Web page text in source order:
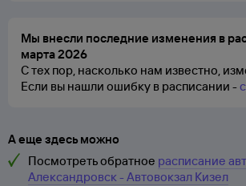
Мы внесли последние изменения в
марта 2026
С тех пор, насколько нам известно,
Если вы нашли ошибку в расписании -
А еще здесь можно
Посмотреть обратное расписание
Александровск - Автовокзал Кизел